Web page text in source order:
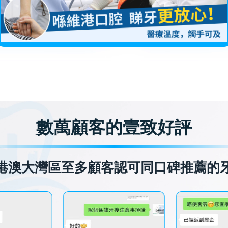
數萬顧客的壹致好評
澳大灣區至多顧客認可同口碑推薦的